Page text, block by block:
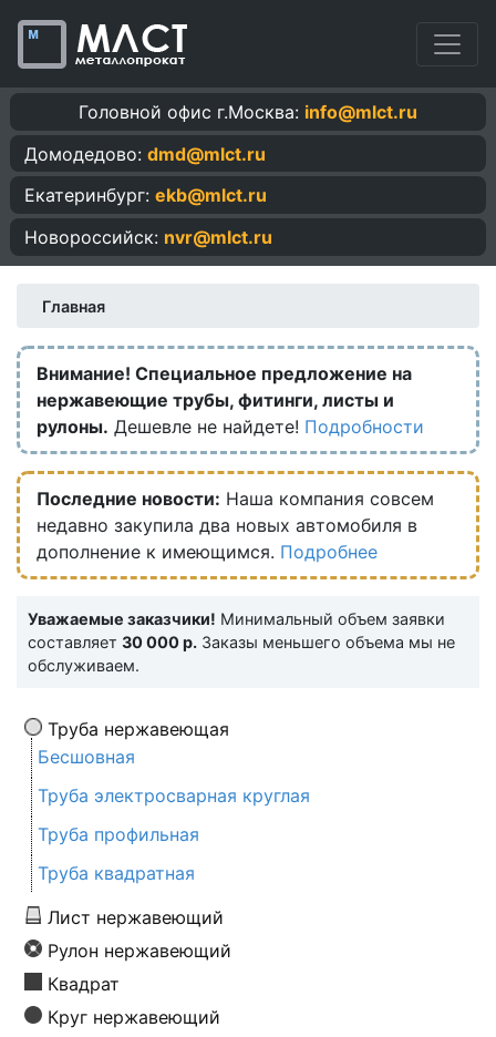
Головной офис г.Москва: info@mlct.ru
Домодедово: dmd@mlct.ru
Екатеринбург: ekb@mlct.ru
Новороссийск: nvr@mlct.ru
Главная
Внимание! Специальное предложение на
нержавеющие трубы, фитинги, листы и
рулоны. Дешевле не найдете! Подробности
Последние новости: Наша компания совсем
недавно закупила два новых автомобиля в
дополнение к имеющимся. Подробнее
Уважаемые заказчики! Минимальный объем заявки
составляет 30 000 р. Заказы меньшего объема мы не
обслуживаем.
Труба нержавеющая
Бесшовная
Труба электросварная круглая
Труба профильная
Труба квадратная
Лист нержавеющий
Рулон нержавеющий
Квадрат
Круг нержавеющий